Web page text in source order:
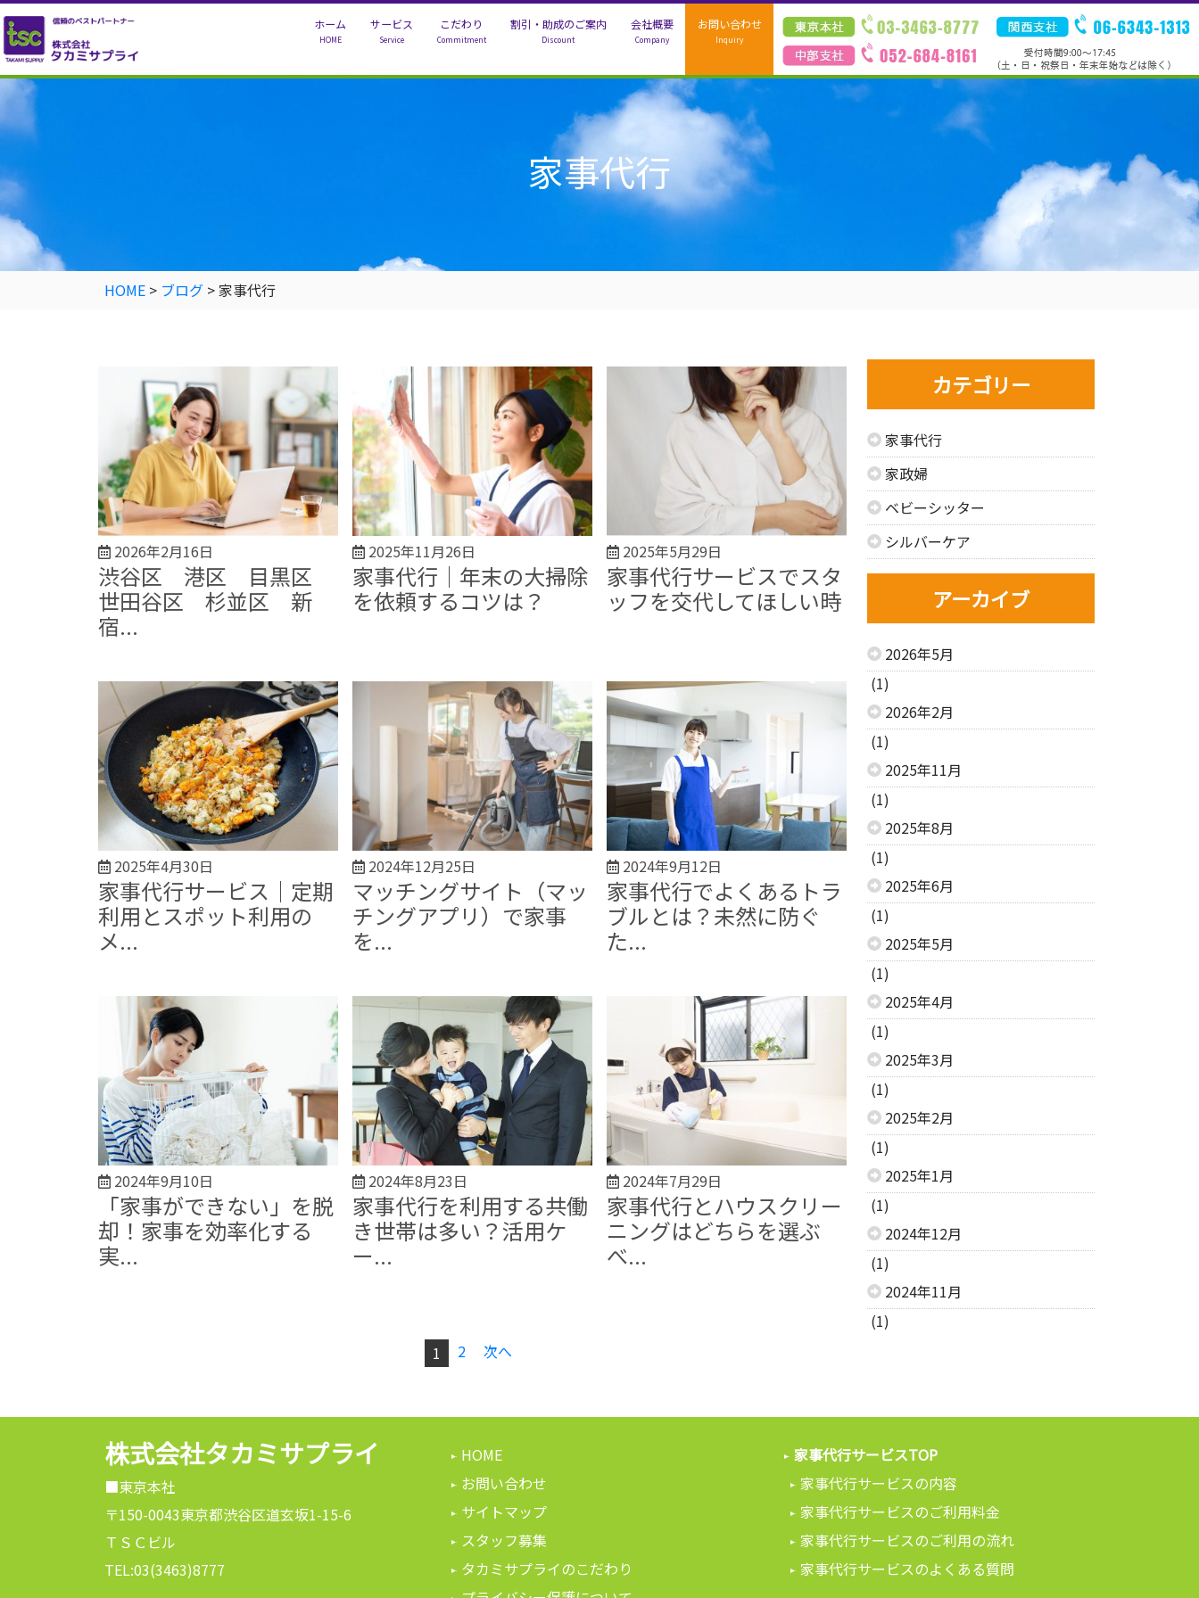
ホーム
HOME
サービス
Service
家事代行
こだわり
Commitment
割引・助成のご案内
Discount
会社概要
Company
お問い合わせ
Inquiry
家事代行
HOME > ブログ >家事代行
2026年2月16日
渋谷区 港区 目黒区
世田谷区 杉並区 新
宿...
2025年11月26日
家事代行｜年末の大掃除
を依頼するコツは？
2025年5月29日
家事代行サービスでスタ
ッフを交代してほしい時
2025年4月30日
家事代行サービス｜定期
利用とスポット利用の
メ...
2024年12月25日
マッチングサイト（マッ
チングアプリ）で家事
を...
2024年9月12日
家事代行でよくあるトラ
ブルとは？未然に防ぐ
た...
2024年9月10日
「家事ができない」を脱
却！家事を効率化する
実...
2024年8月23日
家事代行を利用する共働
き世帯は多い？活用ケ
ー...
2024年7月29日
家事代行とハウスクリー
ニングはどちらを選ぶ
べ...
1 2 次へ
カテゴリー
家事代行
家政婦
ベビーシッター
シルバーケア
アーカイブ
2026年5月
(1)
2026年2月
(1)
2025年11月
(1)
2025年8月
(1)
2025年6月
(1)
2025年5月
(1)
2025年4月
(1)
2025年3月
(1)
2025年2月
(1)
2025年1月
(1)
2024年12月
(1)
2024年11月
(1)
株式会社タカミサプライ
■東京本社
〒150-0043東京都渋谷区道玄坂1-15-6
ＴＳＣビル
TEL:03(3463)8777
HOME
お問い合わせ
サイトマップ
スタッフ募集
タカミサプライのこだわり
家事代行サービスTOP
家事代行サービスの内容
家事代行サービスのご利用料金
家事代行サービスのご利用の流れ
家事代行サービスのよくある質問